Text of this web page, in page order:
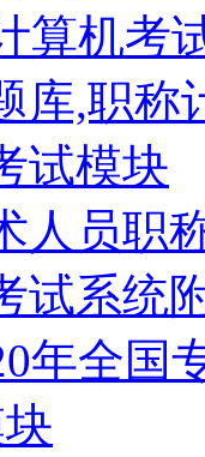
算机考
库,职称
试模块
人员职
试系统
年全国